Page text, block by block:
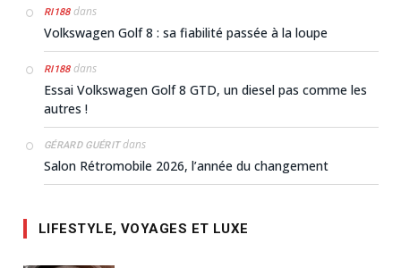
RI188dans
Volkswagen Golf 8 : sa fiabilité passée à la loupe
RI188dans
Essai Volkswagen Golf 8 GTD, un diesel pas comme les
autres !
GÉRARD GUÉRITdans
Salon Rétromobile 2026, l’année du changement
LIFESTYLE, VOYAGES ET LUXE